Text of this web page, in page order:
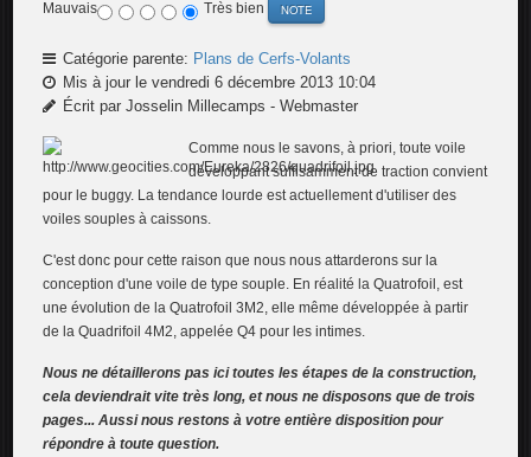
Mauvais Très bien
Catégorie parente: Plans de Cerfs-Volants
Mis à jour le vendredi 6 décembre 2013 10:04
Écrit par Josselin Millecamps - Webmaster
Comme nous le savons, à priori, toute voile
développant suffisamment de traction convient
pour le buggy. La tendance lourde est actuellement d'utiliser des
voiles souples à caissons.
C'est donc pour cette raison que nous nous attarderons sur la
conception d'une voile de type souple. En réalité la Quatrofoil, est
une évolution de la Quatrofoil 3M2, elle même développée à partir
de la Quadrifoil 4M2, appelée Q4 pour les intimes.
Nous ne détaillerons pas ici toutes les étapes de la construction,
cela deviendrait vite très long, et nous ne disposons que de trois
pages... Aussi nous restons à votre entière disposition pour
répondre à toute question.